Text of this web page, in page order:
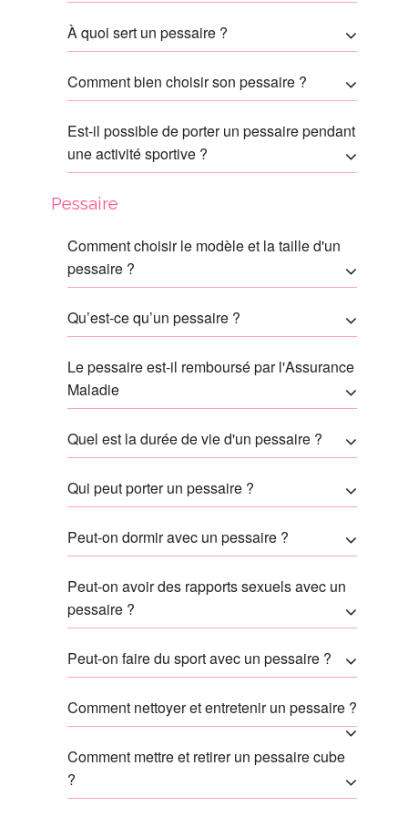
À quoi sert un pessaire ?
Comment bien choisir son pessaire ?
Est-il possible de porter un pessaire pendant
une activité sportive ?
Pessaire
Comment choisir le modèle et la taille d'un
pessaire ?
Qu’est-ce qu’un pessaire ?
Le pessaire est-il remboursé par l'Assurance
Maladie
Quel est la durée de vie d'un pessaire ?
Qui peut porter un pessaire ?
Peut-on dormir avec un pessaire ?
Peut-on avoir des rapports sexuels avec un
pessaire ?
Peut-on faire du sport avec un pessaire ?
Comment nettoyer et entretenir un pessaire ?
Comment mettre et retirer un pessaire cube
?